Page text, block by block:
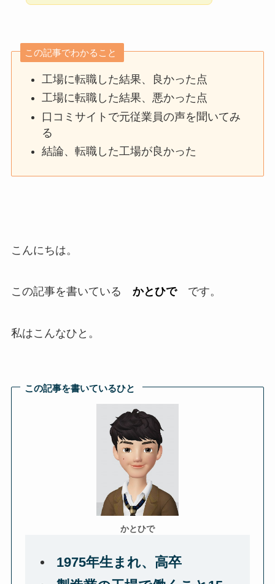
この記事でわかること
工場に転職した結果、良かった点
工場に転職した結果、悪かった点
口コミサイトで元従業員の声を聞いてみ
る
結論、転職した工場が良かった
こんにちは。
この記事を書いている かとひでです。
私はこんなひと。
この記事を書いているひと
かとひで
1975年生まれ、高卒